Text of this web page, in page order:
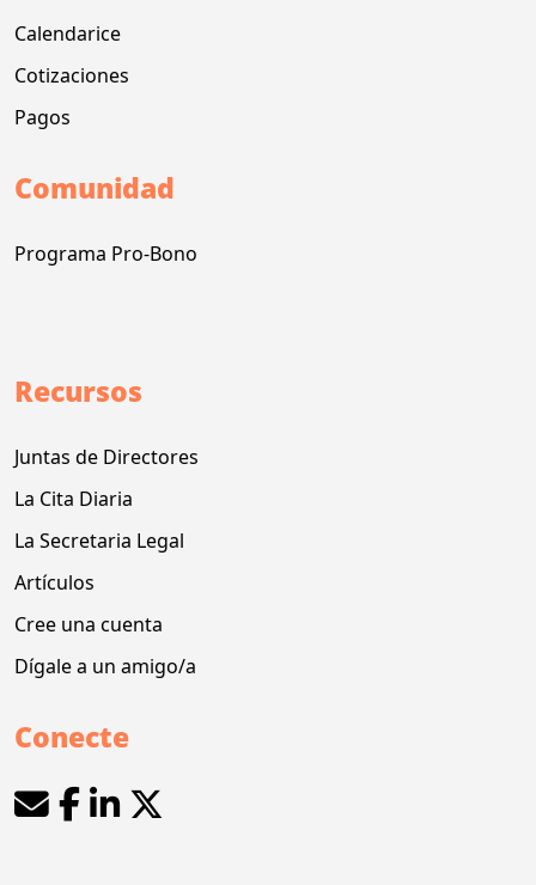
Calendarice
Cotizaciones
Pagos
Comunidad
Programa Pro-Bono
Recursos
Juntas de Directores
La Cita Diaria
La Secretaria Legal
Artículos
Cree una cuenta
Dígale a un amigo/a
Conecte